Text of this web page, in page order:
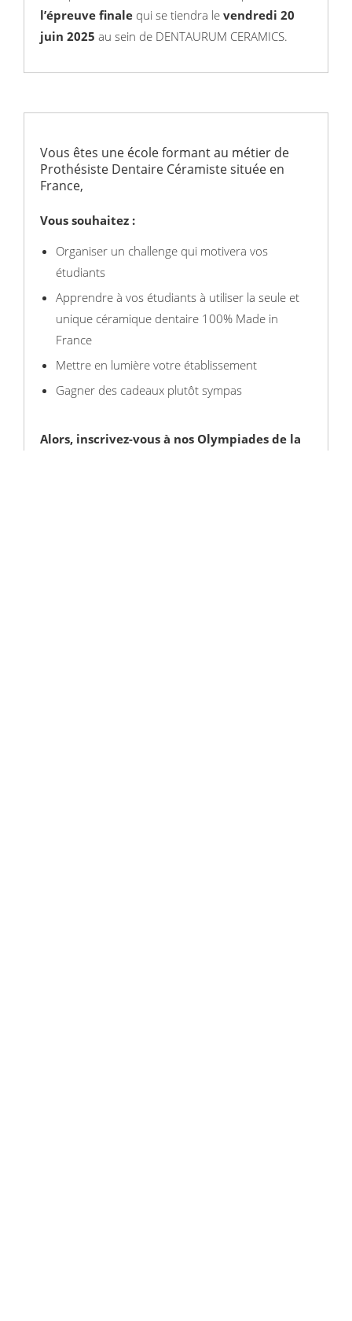
l’épreuve finale qui se tiendra le vendredi 20
juin 2025 au sein de DENTAURUM CERAMICS.
Vous êtes une école formant au métier de
Prothésiste Dentaire Céramiste située en
France,
Vous souhaitez :
Organiser un challenge qui motivera vos
étudiants
Apprendre à vos étudiants à utiliser la seule et
unique céramique dentaire 100% Made in
France
Mettre en lumière votre établissement
Gagner des cadeaux plutôt sympas
Alors, inscrivez-vous à nos Olympiades de la